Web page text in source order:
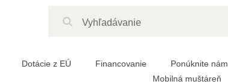
Dotácie z EÚ Financovanie Ponúknite nám
Mobilná muštáreň